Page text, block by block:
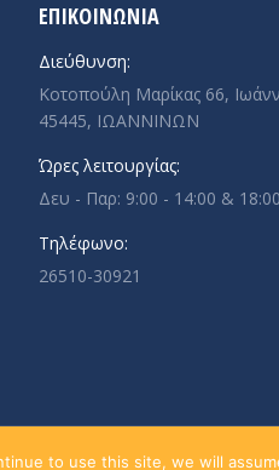
ΕΠΙΚΟΙΝΩΝΙΑ
Διεύθυνση:
Κοτοπούλη Μαρίκας 66,
45445, ΙΩΑΝΝΙΝΩΝ
Ώρες λειτουργίας:
Δευ - Παρ: 9:00 - 14:00 &
Τηλέφωνο:
26510-30921
Πολιτική
to use this site, we will